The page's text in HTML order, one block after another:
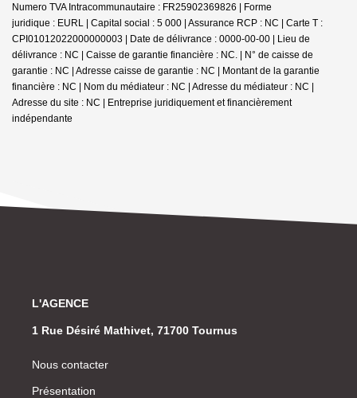
Numero TVA Intracommunautaire : FR25902369826 | Forme
juridique : EURL | Capital social : 5 000 | Assurance RCP : NC | Carte T :
CPI01012022000000003 | Date de délivrance : 0000-00-00 | Lieu de
délivrance : NC | Caisse de garantie financière : NC. | N° de caisse de
garantie : NC | Adresse caisse de garantie : NC | Montant de la garantie
financière : NC | Nom du médiateur : NC | Adresse du médiateur : NC |
Adresse du site : NC | Entreprise juridiquement et financièrement
indépendante
L'AGENCE
1 Rue Désiré Mathivet, 71700 Tournus
Nous contacter
Présentation